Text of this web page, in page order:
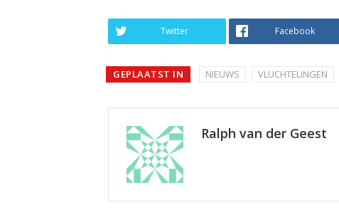
Twitter Facebook
GEPLAATST IN NIEUWS VLUCHTELINGEN
Ralph van der Geest